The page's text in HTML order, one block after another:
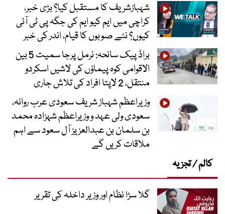
شہبازشریف کا مستقبل کیا؟ بڑی خبر،
کراچی میں ایم کیو ایم کی جگہ پی ٹی آئی
کیوں؟ نئے صوبوں کا قیام، اندر کی خبر
براڈ پیک سانحہ: نرمل پرجا سمیت 5 بین
الاقوامی کوہ پیماؤں کی لاشیں اسکردو
منتقل، 2 لاپتا افراد کی تلاش جاری
وزیراعظم شہباز شریف سعودی عرب روانہ،
سعودی ولی عہد و وزیراعظم شہزادہ محمد
بن سلمان بن عبدالعزیز آل سعود سے اہم
ملاقات کریں گے
کالم / تجزیہ
گلا سڑا نظام اور وزیر داخلہ کی تقریر